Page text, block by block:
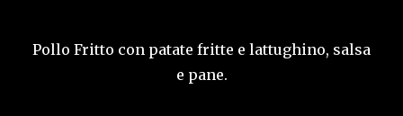
Pollo Fritto con patate fritte e lattughino, salsa
e pane.